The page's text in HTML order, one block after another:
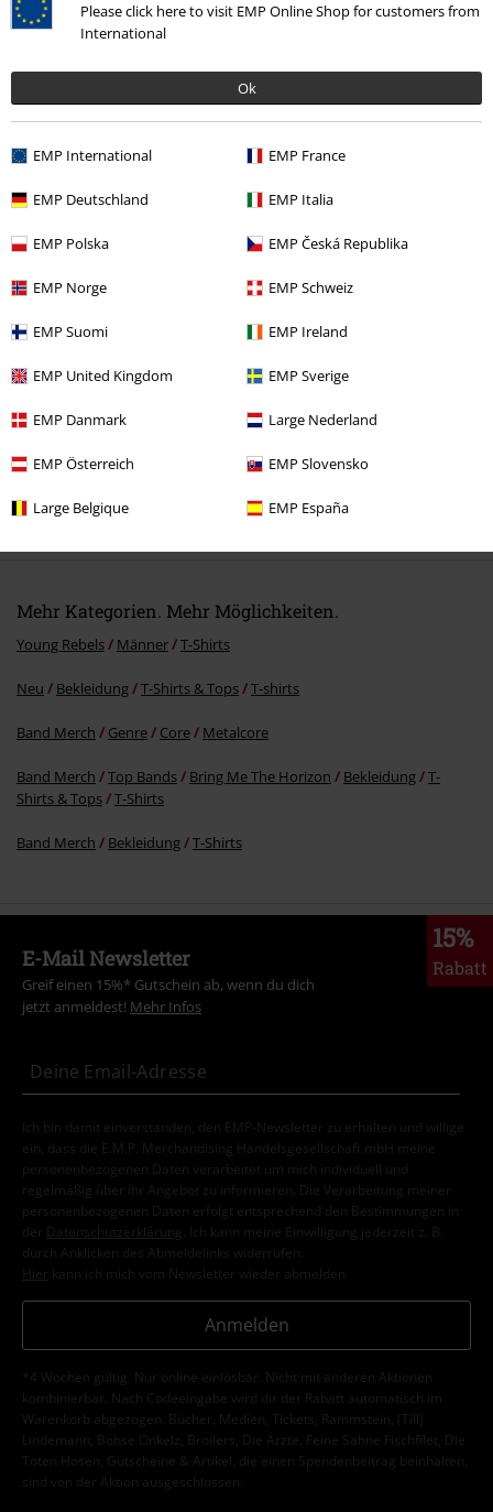
Please click here to visit EMP Online Shop for customers from
International
Ok
EMP International EMP France
EMP Deutschland EMP Italia
EMP Polska EMP Česká Republika
EMP Norge EMP Schweiz
EMP Suomi EMP Ireland
EMP United Kingdom EMP Sverige
EMP Danmark Large Nederland
EMP Österreich EMP Slovensko
Large Belgique EMP España
Design
zu eng
perfekt
Länge
War diese Bewertung hilfreich für dich?
Mehr Kategorien. Mehr Möglichkeiten.
Young Rebels Männer T-Shirts
Neu Bekleidung T-Shirts & Tops T-shirts
Band Merch Genre Core Metalcore
Band Merch Top Bands Bring Me The Horizon Bekleidung
T-
Shirts & Tops
T-Shirts
Band Merch Bekleidung T-Shirts
15%
Rabatt
E-Mail Newsletter
Greif einen 15%* Gutschein ab, wenn du dich
jetzt anmeldest! Mehr Infos
Ich bin damit einverstanden, den EMP-Newsletter zu erhalten und willige
ein, dass die E.M.P. Merchandising Handelsgesellschaft mbH meine
personenbezogenen Daten verarbeitet um mich individuell und
regelmäßig über ihr Angebot zu informieren. Die Verarbeitung meiner
personenbezogenen Daten erfolgt entsprechend den Bestimmungen in
der
Datenschutzerklärung
. Ich kann meine Einwilligung jederzeit z. B.
durch Anklicken des Abmeldelinks widerrufen.
Hier kann ich mich vom Newsletter wieder abmelden.
Anmelden
*4 Wochen gültig. Nur online einlösbar. Nicht mit anderen Aktionen
kombinierbar. Nach Codeeingabe wird dir der Rabatt automatisch im
Warenkorb abgezogen. Bücher, Medien, Tickets, Rammstein, (Till)
Lindemann, Böhse Onkelz, Broilers, Die Ärzte, Feine Sahne Fischfilet, Die
Toten Hosen, Gutscheine & Artikel, die einen Spendenbeitrag beinhalten,
sind von der Aktion ausgeschlossen.